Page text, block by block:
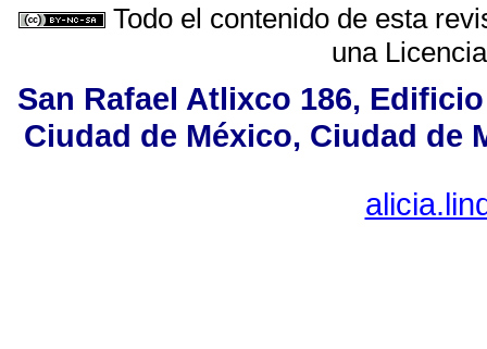
Todo el contenido de esta
una
San Rafael Atlixco 186,
Ciudad de México, Ciudad de